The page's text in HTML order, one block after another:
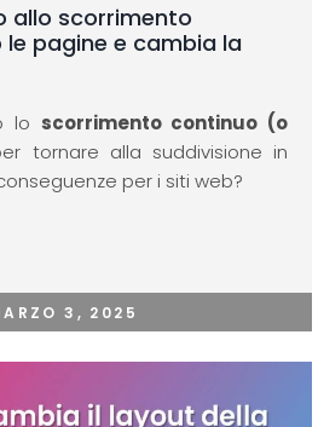
allo scorrimento
pagine e cambia la
lo scorrimento continuo (o
tornare alla suddivisione in
per i siti web?
3, 2025